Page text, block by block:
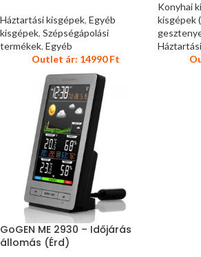
Háztartási kisgépek, Egyéb
kisgépek, Szépségápolási
termékek, Egyéb
Outlet ár: 14990Ft
Konyhai
kisgépek
GoGEN ME 2930 – Időjárás
állomás (Érd)